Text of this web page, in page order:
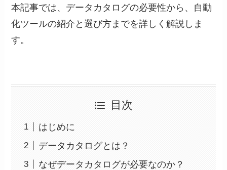
本記事では、データカタログの必要性から、自動
化ツールの紹介と選び方までを詳しく解説しま
す。
目次
はじめに
データカタログとは？
なぜデータカタログが必要なのか？